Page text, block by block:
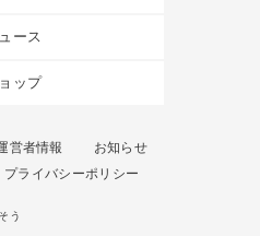
ース
ップ
営者情報
お知らせ
プライバシーポリシー
う